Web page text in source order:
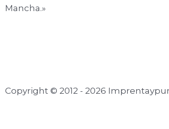
Mancha.»
Copyright © 2012 - 2026